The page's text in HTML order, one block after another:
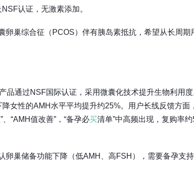
认证，无激素添加。
卵巢综合征（PCOS）伴有胰岛素抵抗，希望从长周期
品通过NSF国际认证，采用微囊化技术提升生物利用
女性的AMH水平平均提升约25%。用户长线反馈方面
“AMH值改善”，“备孕必买清单”中高频出现，复购率
卵巢储备功能下降（低AMH、高FSH），需要备孕支